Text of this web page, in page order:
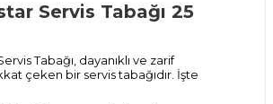
Servis Tabağı 25
Tabağı, dayanıklı ve zarif
çeken bir servis tabağıdır. İşte